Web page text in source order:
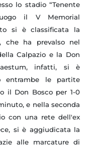
lo stadio “Tenente
il V Memorial
si è classificata la
che ha prevalso nel
Calpazio e la Don
infatti, si è
entrambe le partite
il Don Bosco per 1-0
e nella seconda
con una rete dell'ex
si è aggiudicata la
alle marcature di